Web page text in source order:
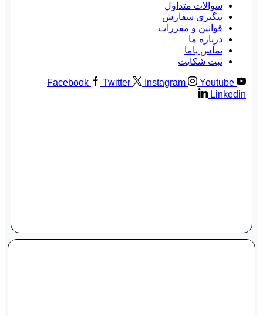
سوالات متداول
پیگیری سفارش
قوانین و مقررات
درباره ما
تماس باما
ثبت شکایت
Facebook Twitter Instagram
Youtube
Linkedin